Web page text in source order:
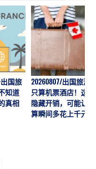
国旅
知道
真相
20260807/出国旅游
只算机票酒店！这7
隐藏开销，可能让预
算瞬间多花上千元